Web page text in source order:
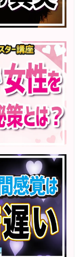
販売実績
ン開始 限定10名
チ及び日本NLP能